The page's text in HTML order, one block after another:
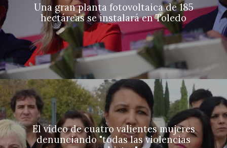
Una gran planta fotovoltaica de 185
hectáreas se instalará en Toledo
El vídeo de cuatro valientes mujeres
denunciando "todas las violencias